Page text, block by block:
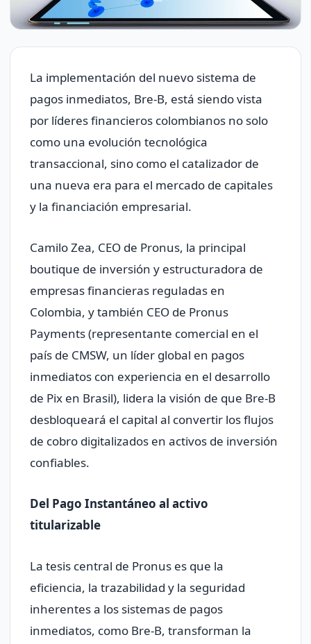
La implementación del nuevo sistema de
pagos inmediatos, Bre-B, está siendo vista
por líderes financieros colombianos no solo
como una evolución tecnológica
transaccional, sino como el catalizador de
una nueva era para el mercado de capitales
y la financiación empresarial.
Camilo Zea, CEO de Pronus, la principal
boutique de inversión y estructuradora de
empresas financieras reguladas en
Colombia, y también CEO de Pronus
Payments (representante comercial en el
país de CMSW, un líder global en pagos
inmediatos con experiencia en el desarrollo
de Pix en Brasil), lidera la visión de que Bre-B
desbloqueará el capital al convertir los flujos
de cobro digitalizados en activos de inversión
confiables.
Del Pago Instantáneo al activo
titularizable
La tesis central de Pronus es que la
eficiencia, la trazabilidad y la seguridad
inherentes a los sistemas de pagos
inmediatos, como Bre-B, transforman la